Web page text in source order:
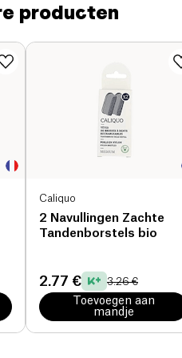
producten
Caliquo
2 Navullingen Zachte
Tandenborstels bio
2.77 € 3.26 €
Toevoegen aan
mandje